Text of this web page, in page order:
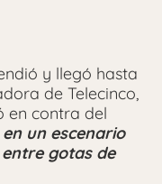
y llegó hasta
de Telecinco,
en contra del
un escenario
gotas de